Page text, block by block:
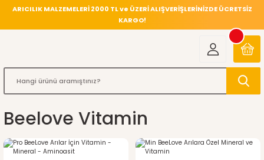
ARICILIK MALZEMELERİ 2000 TL ve ÜZERİ ALIŞVERİŞLERİNİZDE ÜCRETSİZ
KARGO!
Beelove Vitamin